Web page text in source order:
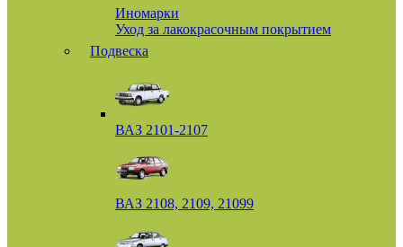
Иномарки
Уход за лакокрасочным покрытием
Подвеска
ВАЗ 2101-2107
ВАЗ 2108, 2109, 21099